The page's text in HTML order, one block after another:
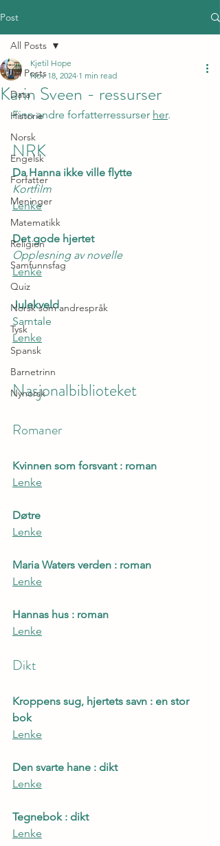
Post
All Posts
Data
Historie
Norsk
Engelsk
Forfatter
Meninger
Matematikk
Religion
Samfunnsfag
Quiz
Norsk som andrespråk
Tysk
Spansk
Barnetrinn
Nynorsk
All Posts
Karin Sveen - ressurser
Kjetil Hope
Nov 18, 2024 1 min read
Finn andre forfatterressurser her.
NRK
Da Hanna ikke ville flytte
Kortfilm
Lenke
Det gode hjertet
Opplesning av novelle
Lenke
Julekveld
Samtale
Lenke
Nasjonalbiblioteket
Romaner
Kvinnen som forsvant : roman
Lenke
Døtre
Lenke
Maria Waters verden : roman
Lenke
Hannas hus : roman
Lenke
Dikt
Kroppens sug, hjertets savn : en stor
bok
Lenke
Den svarte hane : dikt
Lenke
Tegnebok : dikt
Lenke